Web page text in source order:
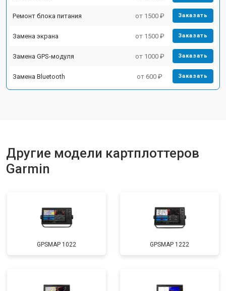
Ремонт блока питания от 1500 ₽ Заказать
Замена экрана от 1500 ₽ Заказать
Замена GPS-модуля от 1000 ₽ Заказать
Замена Bluetooth от 600 ₽ Заказать
Другие модели картплоттеров
Garmin
GPSMAP 1022 GPSMAP 1222